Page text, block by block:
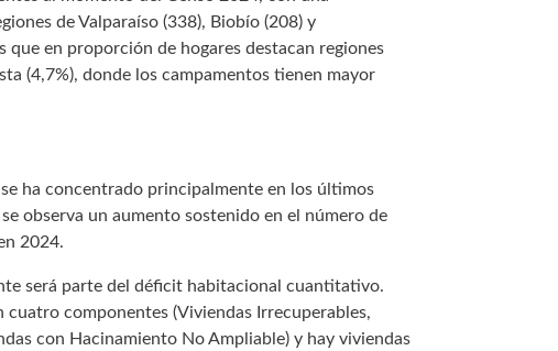
de Valparaíso (338), Biobío (208) y
en proporción de hogares destacan regiones
(4,7%), donde los campamentos tienen mayor
ha concentrado principalmente en los últimos
observa un aumento sostenido en el número de
2024.
será parte del déficit habitacional cuantitativo.
cuatro componentes (Viviendas Irrecuperables,
con Hacinamiento No Ampliable) y hay viviendas